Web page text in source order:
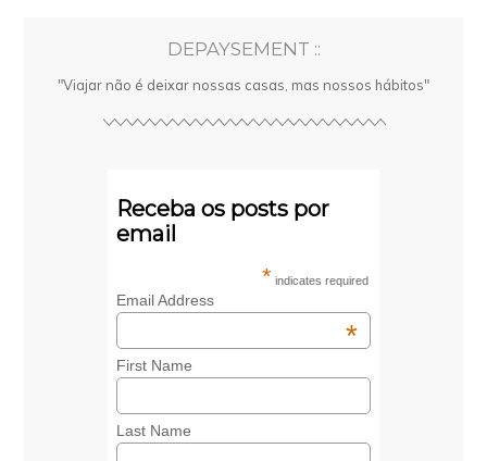
DEPAYSEMENT ::
"Viajar não é deixar nossas casas, mas nossos hábitos"
Receba os posts por
email
* indicates required
Email Address
*
First Name
Last Name